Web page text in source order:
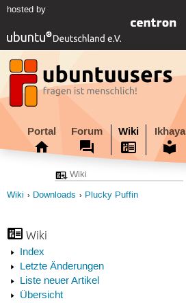
hosted by
Portal Forum Wiki Ikhaya
Wiki Downloads Plucky Puffin
Wiki
Index
Letzte Änderungen
Liste neuer Artikel
Übersicht